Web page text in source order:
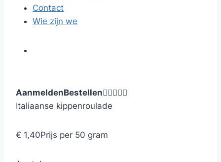
Contact
Wie zijn we
AanmeldenBestellen
Italiaanse kippenroulade
€ 1,40Prijs per 50 gram